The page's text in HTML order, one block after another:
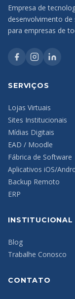
Empresa de
desenvolvimento
para empresas de
SERVIÇOS
Lojas Virtuais
Sites Institucionais
Mídias Digitais
EAD / Moodle
Fábrica de Software
Aplicativos iOS/
Backup Remoto
ERP
INSTITUCIONAL
Blog
Trabalhe Conosco
CONTATO